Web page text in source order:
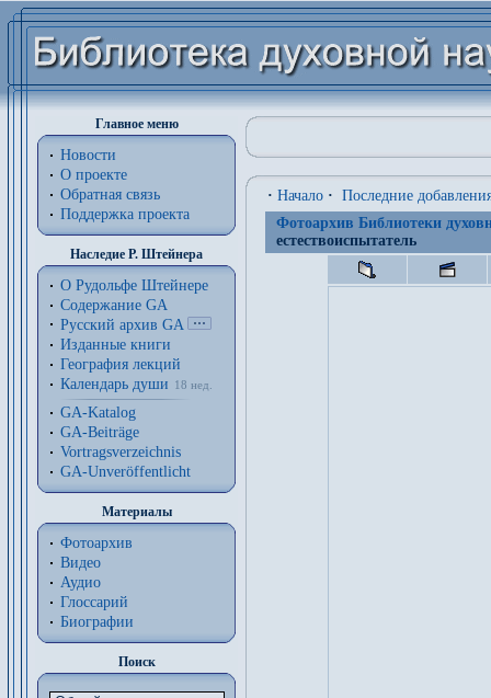
Главное меню
Новости
О проекте
Обратная связь
Поддержка проекта
Наследие Р. Штейнера
О Рудольфе Штейнере
Содержание GA
Русский архив GA
Изданные книги
География лекций
Календарь души
18 нед.
GA-Katalog
GA-Beiträge
Vortragsverzeichnis
GA-Unveröffentlicht
Материалы
Фотоархив
Видео
Аудио
Глоссарий
Биографии
Поиск
· Начало · Последние
Фотоархив Библиотеки
естествоиспытатель